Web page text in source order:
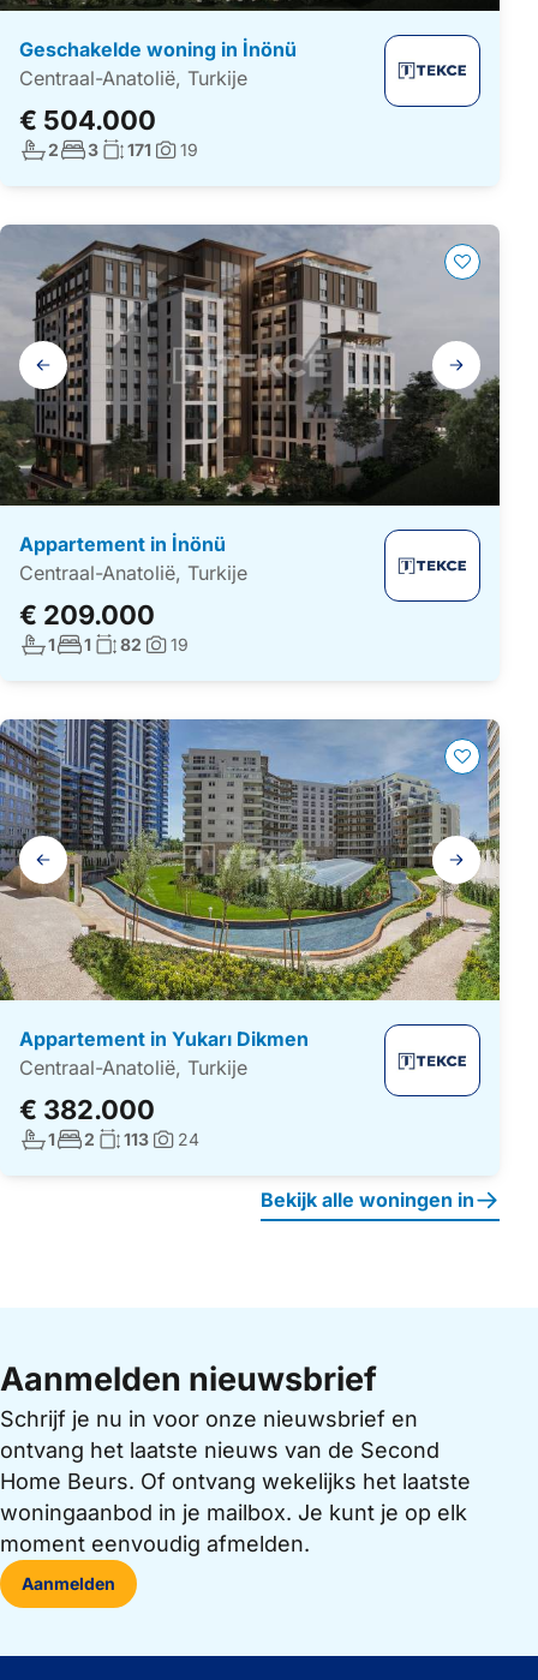
Geschakelde woning in İnönü
Centraal-Anatolië, Turkije
€ 504.000
Aantal badkamers:
2Aantal slaapkamers:
3Woonoppervlakte:
171 Foto's:
19
Galerij
navigatie
Appartement in İnönü
Centraal-Anatolië, Turkije
€ 209.000
Aantal badkamers:
1Aantal slaapkamers:
1 Woonoppervlakte:
82 Foto's:
19
Galerij
navigatie
Appartement in Yukarı Dikmen
Centraal-Anatolië, Turkije
€ 382.000
Aantal badkamers:
1Aantal slaapkamers:
2 Woonoppervlakte:
113Foto's:
24
Bekijk alle woningen in
Aanmelden nieuwsbrief
Schrijf je nu in voor onze nieuwsbrief en
ontvang het laatste nieuws van de Second
Home Beurs. Of ontvang wekelijks het laatste
woningaanbod in je mailbox. Je kunt je op elk
moment eenvoudig afmelden.
Aanmelden